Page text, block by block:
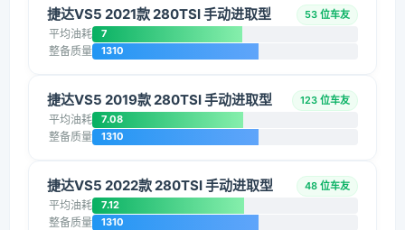
捷达VS5 2021款 280TSI 手动进取型 53 位车友
平均油耗 7
整备质量 1310
捷达VS5 2019款 280TSI 手动进取型 123 位车友
平均油耗 7.08
整备质量 1310
捷达VS5 2022款 280TSI 手动进取型 48 位车友
平均油耗 7.12
整备质量 1310